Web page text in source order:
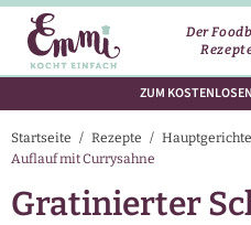
Der
ZUM
Startseite / Rezepte / Hauptgerichte
Auflauf mit Currysahne
Gratinierter